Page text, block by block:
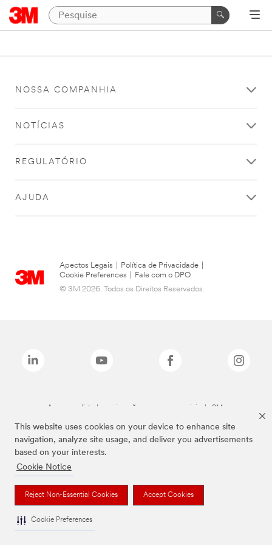
This website uses cookies on your device to enhance site
navigation, analyze site usage, and deliver you advertisements
based on your interests.
Cookie Notice
Reject Non-Essential Cookies Accept Cookies
Cookie Preferences
NOSSA COMPANHIA
NOTÍCIAS
REGULATÓRIO
AJUDA
Apectos Legais Política de Privacidade
Cookie Preferences
Fale com o DPO
© 3M 2026. Todos os Direitos Reservados.
As marcas listadas a cima são marcas comerciais da 3M.